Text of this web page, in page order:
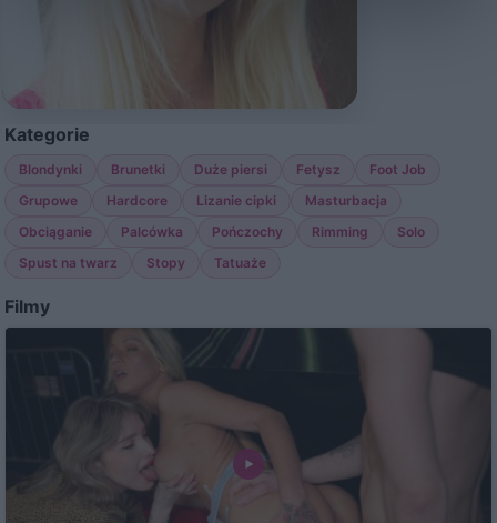
Kategorie
Blondynki Brunetki Duże piersi Fetysz
Foot Job
Grupowe
Hardcore Lizanie cipki
Masturbacja
Obciąganie
Palcówka Pończochy Rimming
Solo
Spust na twarz
Stopy Tatuaże
Filmy